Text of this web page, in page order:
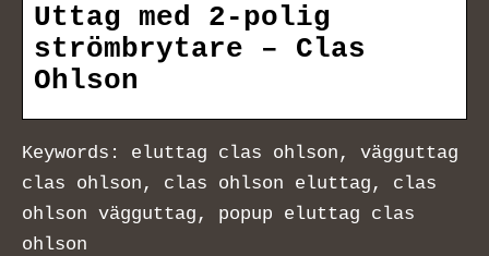
Uttag med 2-polig
strömbrytare – Clas
Ohlson
Keywords: eluttag clas ohlson, vägguttag
clas ohlson, clas ohlson eluttag, clas
ohlson vägguttag, popup eluttag clas
ohlson